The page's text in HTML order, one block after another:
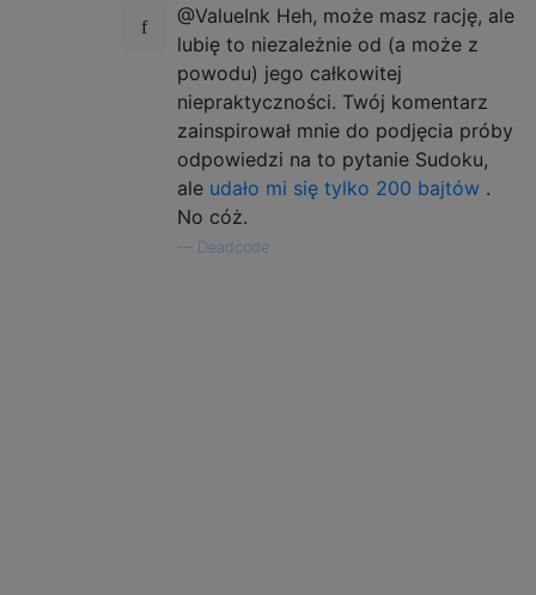
@ValueInk Heh, może masz rację, ale
lubię to niezależnie od (a może z
powodu) jego całkowitej
niepraktyczności. Twój komentarz
zainspirował mnie do podjęcia próby
odpowiedzi na to pytanie Sudoku,
ale udało mi się tylko 200 bajtów .
No cóż.
Deadcode